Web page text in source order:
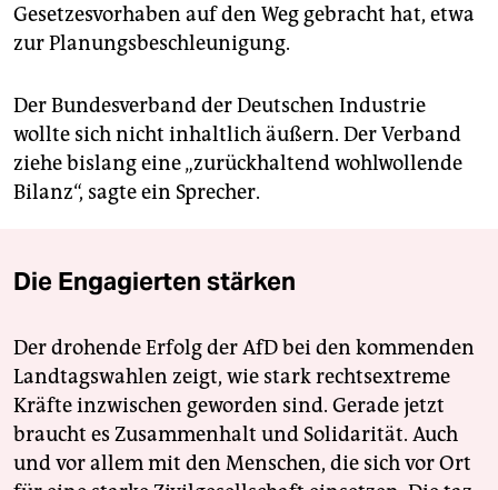
Gesetzesvorhaben auf den Weg gebracht hat, etwa
zur Planungsbeschleunigung.
Der Bundesverband der Deutschen Industrie
wollte sich nicht inhaltlich äußern. Der Verband
ziehe bislang eine „zurückhaltend wohlwollende
Bilanz“, sagte ein Sprecher.
Die Engagierten stärken
Der drohende Erfolg der AfD bei den kommenden
Landtagswahlen zeigt, wie stark rechtsextreme
Kräfte inzwischen geworden sind. Gerade jetzt
braucht es Zusammenhalt und Solidarität. Auch
und vor allem mit den Menschen, die sich vor Ort